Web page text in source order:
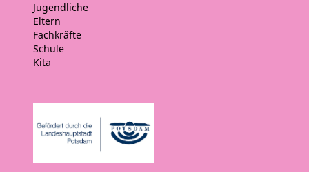
Jugendliche
Eltern
Fachkräfte
Schule
Kita